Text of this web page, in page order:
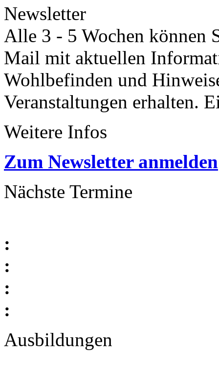
Newsletter
Alle 3 - 5 Wochen können
Mail mit aktuellen
Wohlbefinden und
Veranstaltungen erhalten.
Weitere Infos
Zum Newsletter anmelden
Nächste Termine
:
:
:
:
Ausbildungen